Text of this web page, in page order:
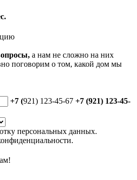
а нам не сложно на них
поговорим о том, какой дом мы
+7 (921) 123-45-67 +7 (921) 123-45-
персональных данных.